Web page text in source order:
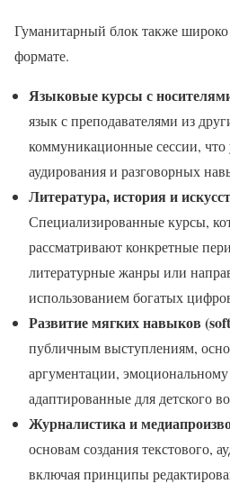
Гуманитарный блок также
формате.
Языковые курсы с
язык с преподавателями из
коммуникационные сессии, что
аудирования и разговорных
Литература, история и
Специализированные курсы,
рассматривают конкретные
литературные жанры или
использованием богатых
Развитие мягких навыков
публичным выступлениям,
аргументации, эмоциональному
адаптированные для детского
Журналистика и
основам создания текстового,
включая принципы